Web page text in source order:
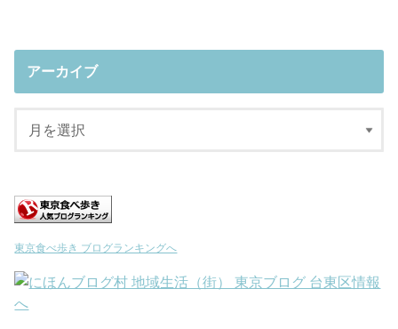
アーカイブ
東京食べ歩き ブログランキングへ